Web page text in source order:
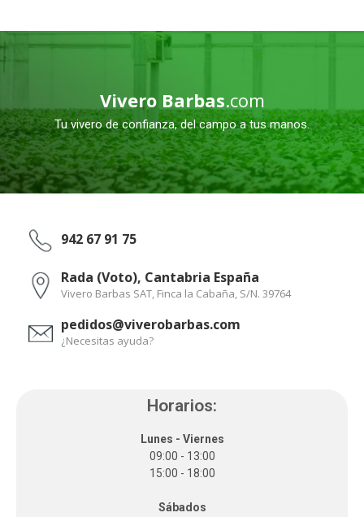
Vivero Barbas.com
Tu vivero de confianza, del campo a tus manos.
942 67 91 75
Rada (Voto), Cantabria España
Vivero Barbas SAT, Finca la Cabaña, S/N. 39764
pedidos@viverobarbas.com
¿Necesitas ayuda?
Horarios:
Lunes - Viernes
09:00 - 13:00
15:00 - 18:00
Sábados